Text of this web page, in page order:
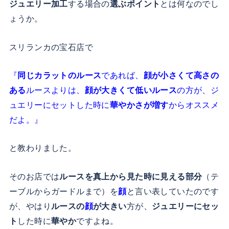
ジュエリー加工する場合の選ぶポイント とは何なのでし
ょうか。
スリランカの宝石店で
『 同じカラットのルースであれば、 顔が小さくて高さの
ある ルースよりは、 顔が大きくて低いルースの方が、ジ
ュエリーにセットした時に華やかさが増すからオススメ
だよ。』
と教わりました。
そのお店ではルースを真上から見た時に見える部分（テ
ーブルからガードルまで）を顔と言い表していたのです
が、やはり ルースの顔が大きい方が、 ジュエリーにセッ
ト した時に華やかですよね。